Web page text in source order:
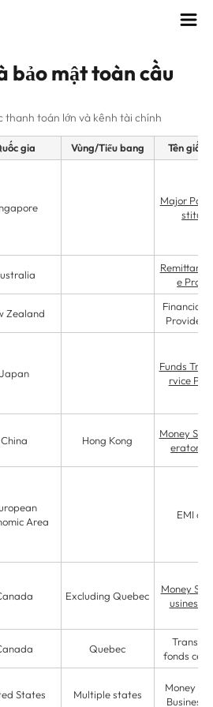
bảo mật toàn cầu
thanh toán lớn và kênh tài chính
gia Vùng/Tiểu bang Tên giấy
Major
e
Zealand
Financial
Providers
Japan
Funds
rvice
China Hong Kong
Money
erator
Area
EMI
Excluding Quebec
Money
usiness
Quebec
fonds
States Multiple states
Money
Business